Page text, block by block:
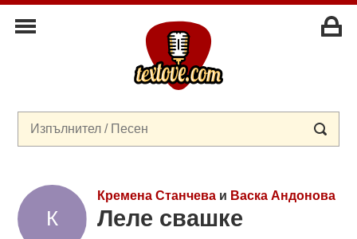
Кремена Станчеваи Васка Андонова
Леле свашке